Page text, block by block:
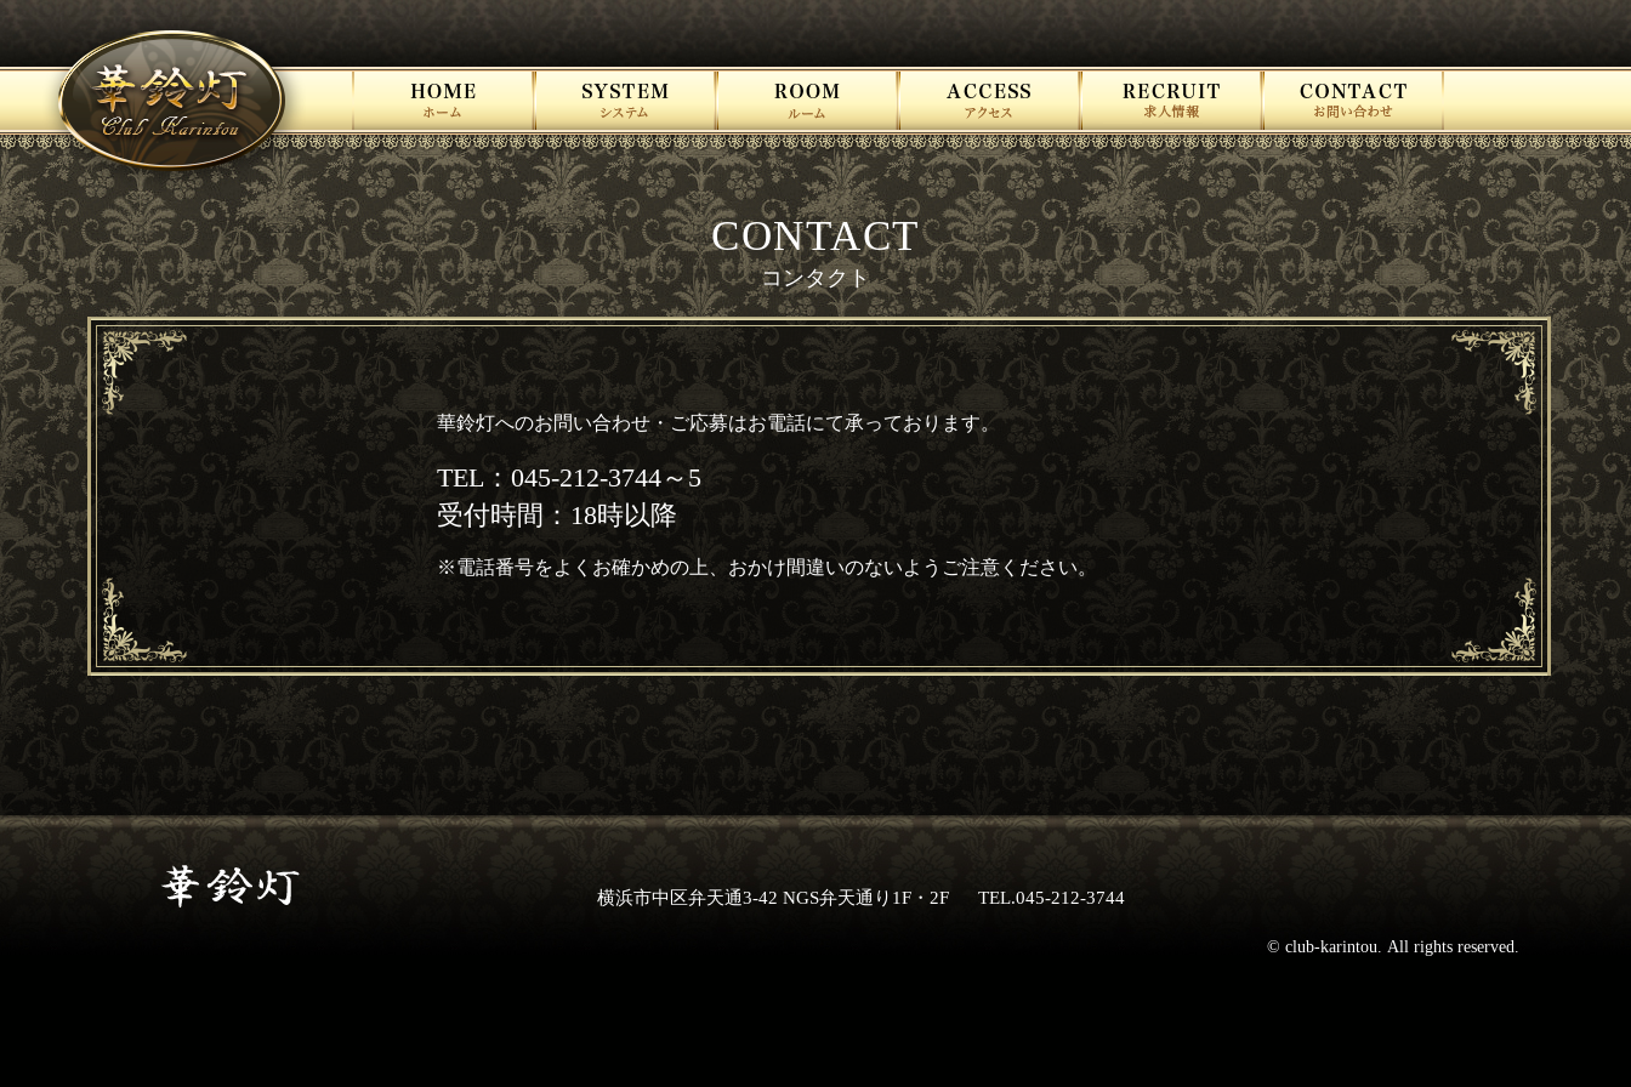
HOME ホーム SYSTEM システム ROOM ルーム ACCESS アクセス RECRUIT 求人情報
CONTACT お問い合
わせ
CONTACT
コンタクト
華鈴灯へのお問い合わせ・ご応募はお電話にて承っております。
TEL：045-212-3744～5
受付時間：18時以降
※電話番号をよくお確かめの上、おかけ間違いのないようご注意ください。
横浜市中区弁天通3-42 NGS弁天通り1F・2F TEL.045-212-3744
© club-karintou. All rights reserved.